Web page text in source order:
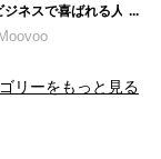
ジネスで喜ばれる人気
リーをもっと見る